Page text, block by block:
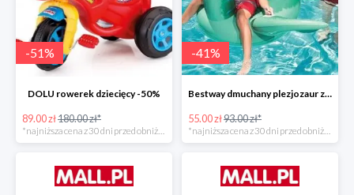
-51%
DOLU rowerek dziecięcy -50%
89.00 zł180.00 zł*
*najniższa cena z 30 dni przed obniżką
-41%
Bestway dmuchany plezjozaur z uchwytami -40%
55.00 zł93.00 zł*
*najniższa cena z 30 dni przed obniżką